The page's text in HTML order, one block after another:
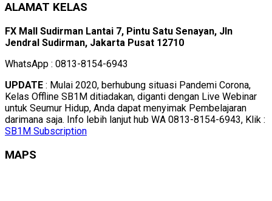
ALAMAT KELAS
FX Mall Sudirman Lantai 7, Pintu Satu Senayan, Jln
Jendral Sudirman, Jakarta Pusat 12710
WhatsApp : 0813-8154-6943
UPDATE : Mulai 2020, berhubung situasi Pandemi Corona,
Kelas Offline SB1M ditiadakan, diganti dengan Live Webinar
untuk Seumur Hidup, Anda dapat menyimak Pembelajaran
darimana saja. Info lebih lanjut hub WA 0813-8154-6943, Klik :
SB1M Subscription
MAPS